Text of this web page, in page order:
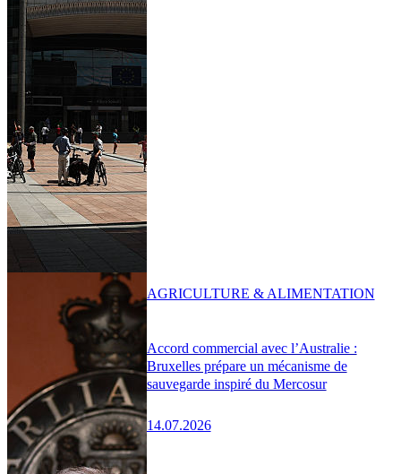
Accord commercial avec l’Australie :
Bruxelles prépare un mécanisme de
sauvegarde inspiré du Mercosur
14.07.2026
AGRICULTURE & ALIMENTATION